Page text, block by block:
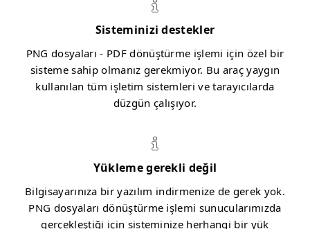
Sisteminizi destekler
PNG dosyaları - PDF dönüştürme işlemi için özel bir
sisteme sahip olmanız gerekmiyor. Bu araç yaygın
kullanılan tüm işletim sistemleri ve tarayıcılarda
düzgün çalışıyor.
Yükleme gerekli değil
Bilgisayarınıza bir yazılım indirmenize de gerek yok.
PNG dosyaları dönüştürme işlemi sunucularımızda
gerçekleştiği için sisteminize herhangi bir yük